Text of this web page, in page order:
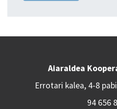
Aiaraldea
Errotari kalea, 4-8
94 656